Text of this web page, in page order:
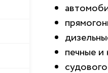
печные